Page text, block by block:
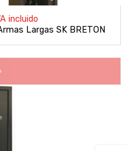
incluido
Largas SK BRETON